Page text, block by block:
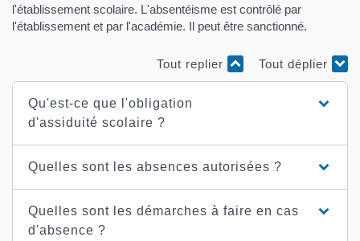
l'établissement scolaire. L'absentéisme est contrôlé par
l'établissement et par l'académie. Il peut être sanctionné.
Tout replier Tout déplier
Qu'est-ce que l'obligation
d'assiduité scolaire ?
Quelles sont les absences autorisées ?
Quelles sont les démarches à faire en cas
d'absence ?